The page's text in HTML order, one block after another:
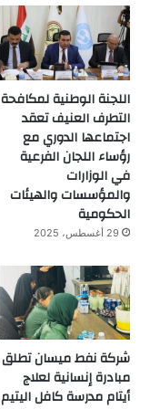
اللجنة الوطنية لمكافحة
التطرف العنيف تعقد
اجتماعها الدوري مع
رؤساء اللجان الفرعية
في الوزارات
والمؤسسات والهيئات
الحكومية
29 أغسطس، 2025
شركة نفط ميسان تطلق
مبادرة إنسانية لعلاج
أيتام مدرسة كافل اليتيم